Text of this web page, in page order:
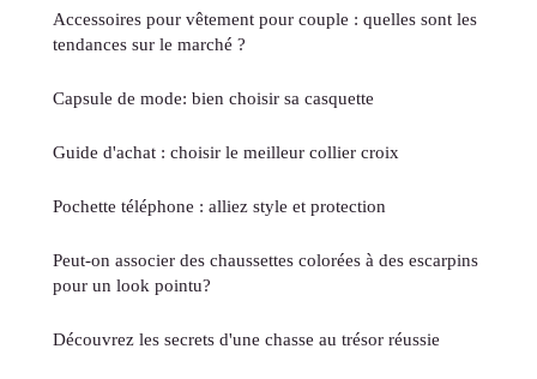
Accessoires pour vêtement pour couple : quelles sont les
tendances sur le marché ?
Capsule de mode: bien choisir sa casquette
Guide d'achat : choisir le meilleur collier croix
Pochette téléphone : alliez style et protection
Peut-on associer des chaussettes colorées à des escarpins
pour un look pointu?
Découvrez les secrets d'une chasse au trésor réussie